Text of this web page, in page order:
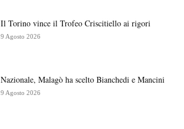
Il Torino vince il Trofeo Criscitiello ai rigori
9 Agosto 2026
Nazionale, Malagò ha scelto Bianchedi e Mancini
9 Agosto 2026